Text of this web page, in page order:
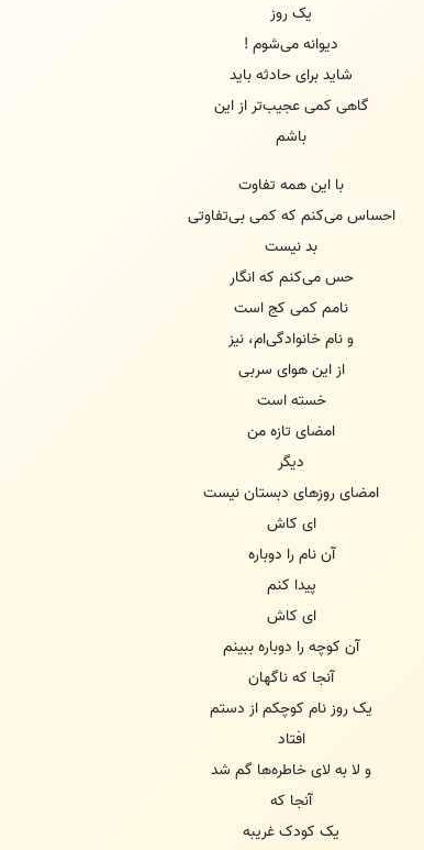
یک روز
دیوانه می‌شوم !
شاید برای حادثه باید
گاهی کمی عجیب‌تر از این
باشم
با این همه تفاوت
احساس می‌کنم که کمی بی‌تفاوتی
بد نیست
حس می‌کنم که انگار
نامم کمی کج است
و نام خانوادگی‌ام، نیز
از این هوای سربی
خسته است
امضای تازه من
دیگر
امضای روز‌های دبستان نیست
ای کاش
آن نام را دوباره
پیدا کنم
ای کاش
آن کوچه را دوباره ببینم
آنجا که ناگهان
یک روز نام کوچکم از دستم
افتاد
و لا به لای خاطره‌ها گم شد
آنجا که
یک کودک غریبه